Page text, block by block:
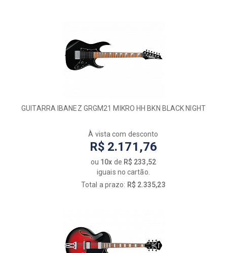
GUITARRA IBANEZ GRGM21 MIKRO HH BKN BLACK NIGHT
À vista com desconto
R$ 2.171,76
ou 10x de R$ 233,52
iguais no cartão.
Total a prazo: R$ 2.335,23